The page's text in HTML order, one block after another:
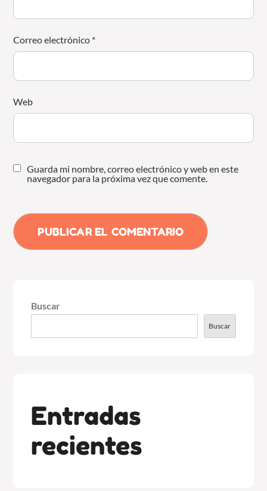
Correo electrónico *
Web
Guarda mi nombre, correo electrónico y web en este
navegador para la próxima vez que comente.
Buscar
Buscar
Entradas
recientes